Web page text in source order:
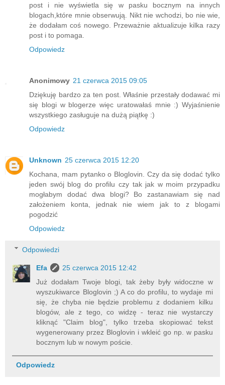
post i nie wyświetla się w pasku bocznym na innych
blogach,które mnie obserwują. Nikt nie wchodzi, bo nie wie,
że dodałam coś nowego. Przeważnie aktualizuje kilka razy
post i to pomaga.
Odpowiedz
Anonimowy 21 czerwca 2015 09:05
Dziękuję bardzo za ten post. Właśnie przestały dodawać mi
się blogi w blogerze więc uratowałaś mnie :) Wyjaśnienie
wszystkiego zasługuje na dużą piątkę :)
Odpowiedz
Unknown 25 czerwca 2015 12:20
Kochana, mam pytanko o Bloglovin. Czy da się dodać tylko
jeden swój blog do profilu czy tak jak w moim przypadku
mogłabym dodać dwa blogi? Bo zastanawiam się nad
założeniem konta, jednak nie wiem jak to z blogami
pogodzić
Odpowiedz
Odpowiedzi
Efa
25 czerwca 2015 12:42
Już dodałam Twoje blogi, tak żeby były widoczne w
wyszukiwarce Bloglovin ;) A co do profilu, to wydaje mi
się, że chyba nie będzie problemu z dodaniem kilku
blogów, ale z tego, co widzę - teraz nie wystarczy
kliknąć "Claim blog", tylko trzeba skopiować tekst
wygenerowany przez Bloglovin i wkleić go np. w pasku
bocznym lub w nowym poście.
Odpowiedz